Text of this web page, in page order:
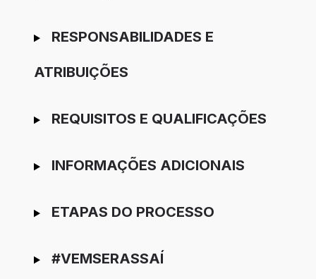
RESPONSABILIDADES E
ATRIBUIÇÕES
REQUISITOS E QUALIFICAÇÕES
INFORMAÇÕES ADICIONAIS
ETAPAS DO PROCESSO
#VEMSERASSAÍ